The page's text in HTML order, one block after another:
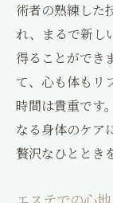
術者の熟練した
れ、まるで新し
得ることができ
て、心も体もリ
時間は貴重です
なる身体のケア
贅沢なひととき